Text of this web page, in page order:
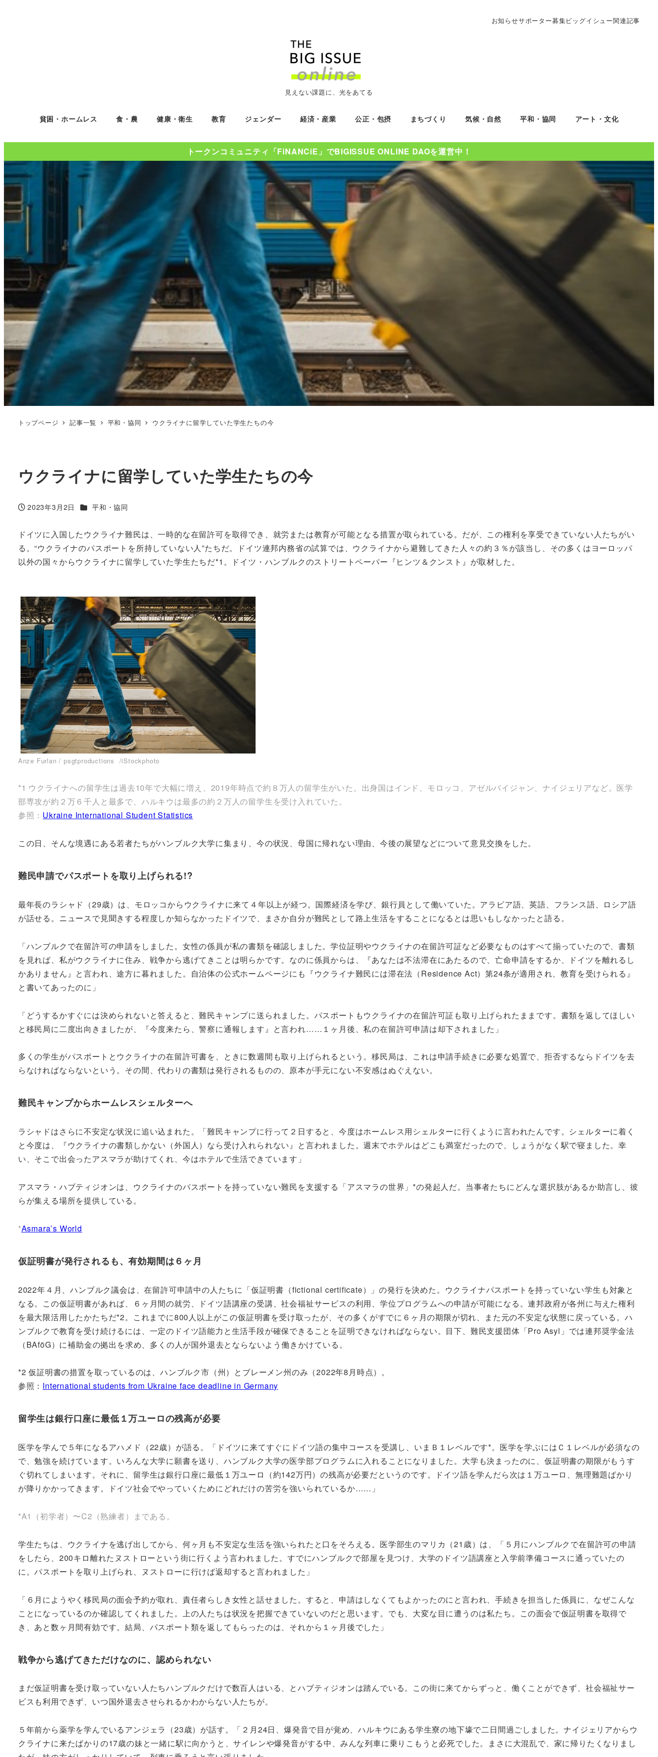
お知らせサポーター募集ビッグイシュー関連記事
見えない課題に、光をあてる
貧困・ホームレス 食・農 健康・衛生 教育 ジェンダー 経済・産業 公正・包摂 まちづくり 気候・自然 平和・協同 アート・文化
トークンコミュニティ「FiNANCiE」でBIGISSUE ONLINE DAOを運営中！
トップページ 記事一覧 平和・協同 ウクライナに留学していた学生たちの今
ウクライナに留学していた学生たちの今
投稿日
2023年3月2日 カテゴリー
平和・協同
ドイツに入国したウクライナ難民は、一時的な在留許可を取得でき、就労または教育が可能となる措置が取られている。だが、この権利を享受できていない人たちがい
る。“ウクライナのパスポートを所持していない人”たちだ。ドイツ連邦内務省の試算では、ウクライナから避難してきた人々の約３％が該当し、その多くはヨーロッパ
以外の国々からウクライナに留学していた学生たちだ*1。ドイツ・ハンブルクのストリートペーパー『ヒンツ＆クンスト』が取材した。
Anze Furlan / psgtproductions /iStockphoto
*1 ウクライナへの留学生は過去10年で大幅に増え、2019年時点で約８万人の留学生がいた。出身国はインド、モロッコ、アゼルバイジャン、ナイジェリアなど。医学
部専攻が約２万６千人と最多で、ハルキウは最多の約２万人の留学生を受け入れていた。
参照： Ukraine International Student Statistics
この日、そんな境遇にある若者たちがハンブルク大学に集まり、今の状況、母国に帰れない理由、今後の展望などについて意見交換をした。
難民申請でパスポートを取り上げられる!?
最年長のラシャド（29歳）は、モロッコからウクライナに来て４年以上が経つ。国際経済を学び、銀行員として働いていた。アラビア語、英語、フランス語、ロシア語
が話せる。ニュースで見聞きする程度しか知らなかったドイツで、まさか自分が難民として路上生活をすることになるとは思いもしなかったと語る。
「ハンブルクで在留許可の申請をしました。女性の係員が私の書類を確認しました。学位証明やウクライナの在留許可証など必要なものはすべて揃っていたので、書類
を見れば、私がウクライナに住み、戦争から逃げてきことは明らかです。なのに係員からは、『あなたは不法滞在にあたるので、亡命申請をするか、ドイツを離れるし
かありません』と言われ、途方に暮れました。自治体の公式ホームページにも『ウクライナ難民には滞在法（Residence Act）第24条が適用され、教育を受けられる』
と書いてあったのに」
「どうするかすぐには決められないと答えると、難民キャンプに送られました。パスポートもウクライナの在留許可証も取り上げられたままです。書類を返してほしい
と移民局に二度出向きましたが、『今度来たら、警察に通報します』と言われ……１ヶ月後、私の在留許可申請は却下されました」
多くの学生がパスポートとウクライナの在留許可書を、ときに数週間も取り上げられるという。移民局は、これは申請手続きに必要な処置で、拒否するならドイツを去
らなければならないという。その間、代わりの書類は発行されるものの、原本が手元にない不安感はぬぐえない。
難民キャンプからホームレスシェルターへ
ラシャドはさらに不安定な状況に追い込まれた。「難民キャンプに行って２日すると、今度はホームレス用シェルターに行くように言われたんです。シェルターに着く
と今度は、『ウクライナの書類しかない（外国人）なら受け入れられない』と言われました。週末でホテルはどこも満室だったので、しょうがなく駅で寝ました。幸
い、そこで出会ったアスマラが助けてくれ、今はホテルで生活できています」
アスマラ・ハブティジオンは、ウクライナのパスポートを持っていない難民を支援する「アスマラの世界」*の発起人だ。当事者たちにどんな選択肢があるか助言し、彼
らが集える場所を提供している。
*Asmara’s World
仮証明書が発行されるも、有効期間は６ヶ月
2022年４月、ハンブルク議会は、在留許可申請中の人たちに「仮証明書（fictional certificate）」の発行を決めた。ウクライナパスポートを持っていない学生も対象と
なる。この仮証明書があれば、６ヶ月間の就労、ドイツ語講座の受講、社会福祉サービスの利用、学位プログラムへの申請が可能になる。連邦政府が各州に与えた権利
を最大限活用したかたちだ*2。これまでに800人以上がこの仮証明書を受け取ったが、その多くがすでに６ヶ月の期限が切れ、また元の不安定な状態に戻っている。ハ
ンブルクで教育を受け続けるには、一定のドイツ語能力と生活手段が確保できることを証明できなければならない。目下、難民支援団体「Pro Asyl」では連邦奨学金法
（BAföG）に補助金の拠出を求め、多くの人が国外退去とならないよう働きかけている。
*2 仮証明書の措置を取っているのは、ハンブルク市（州）とブレーメン州のみ（2022年8月時点）。
参照： International students from Ukraine face deadline in Germany
留学生は銀行口座に最低１万ユーロの残高が必要
医学を学んで５年になるアハメド（22歳）が語る。「ドイツに来てすぐにドイツ語の集中コースを受講し、いまＢ１レベルです*。医学を学ぶにはＣ１レベルが必須なの
で、勉強を続けています。いろんな大学に願書を送り、ハンブルク大学の医学部プログラムに入れることになりました。大学も決まったのに、仮証明書の期限がもうす
ぐ切れてしまいます。それに、留学生は銀行口座に最低１万ユーロ（約142万円）の残高が必要だというのです。ドイツ語を学んだら次は１万ユーロ、無理難題ばかり
が降りかかってきます。ドイツ社会でやっていくためにどれだけの苦労を強いられているか……」
*A1（初学者）〜C2（熟練者）まである。
学生たちは、ウクライナを逃げ出してから、何ヶ月も不安定な生活を強いられたと口をそろえる。医学部生のマリカ（21歳）は、「５月にハンブルクで在留許可の申請
をしたら、200キロ離れたヌストローという街に行くよう言われました。すでにハンブルクで部屋を見つけ、大学のドイツ語講座と入学前準備コースに通っていたの
に。パスポートを取り上げられ、ヌストローに行けば返却すると言われました」
「６月にようやく移民局の面会予約が取れ、責任者らしき女性と話せました。すると、申請はしなくてもよかったのにと言われ、手続きを担当した係員に、なぜこんな
ことになっているのか確認してくれました。上の人たちは状況を把握できていないのだと思います。でも、大変な目に遭うのは私たち。この面会で仮証明書を取得で
き、あと数ヶ月間有効です。結局、パスポート類を返してもらったのは、それから１ヶ月後でした」
戦争から逃げてきただけなのに、認められない
まだ仮証明書を受け取っていない人たちハンブルクだけで数百人はいる、とハブティジオンは踏んでいる。この街に来てからずっと、働くことができず、社会福祉サー
ビスも利用できず、いつ国外退去させられるかわからない人たちが。
５年前から薬学を学んでいるアンジェラ（23歳）が話す。「２月24日、爆発音で目が覚め、ハルキウにある学生寮の地下壕で二日間過ごしました。ナイジェリアからウ
クライナに来たばかりの17歳の妹と一緒に駅に向かうと、サイレンや爆発音がする中、みんな列車に乗りこもうと必死でした。まさに大混乱で、家に帰りたくなりまし